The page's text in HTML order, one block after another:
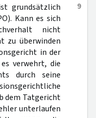
9
grundsätzlich
Kann es sich
nicht
zu überwinden
in der
verwehrt, die
durch seine
dem Tatgericht
unterlaufen